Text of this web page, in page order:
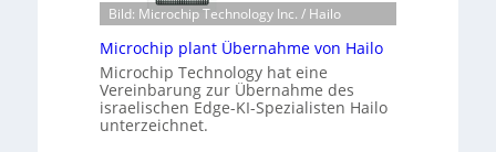
e
c
t
s
e
ü
b
e
r
Bild: Microchip Technology Inc. / Hailo
Microchip plant Übernahme von Hailo
Microchip Technology hat eine
Vereinbarung zur Übernahme des
israelischen Edge-KI-Spezialisten Hailo
unterzeichnet.